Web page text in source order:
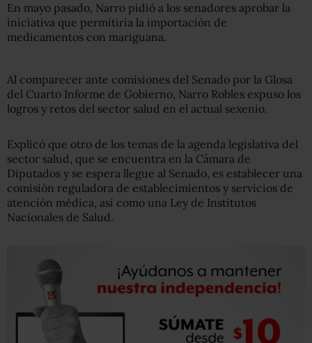
En mayo pasado, Narro pidió a los senadores aprobar la
iniciativa que permitiría la importación de
medicamentos con mariguana.
Al comparecer ante comisiones del Senado por la Glosa
del Cuarto Informe de Gobierno, Narro Robles expuso los
logros y retos del sector salud en el actual sexenio.
Explicó que otro de los temas de la agenda legislativa del
sector salud, que se encuentra en la Cámara de
Diputados y se espera llegue al Senado, es establecer una
comisión reguladora de establecimientos y servicios de
atención médica, así como una Ley de Institutos
Nacionales de Salud.